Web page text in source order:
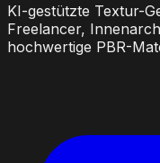
KI-gestützte Textur-
Freelancer,
hochwertige PBR-